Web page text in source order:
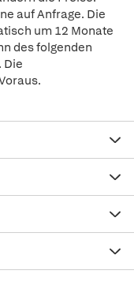
auf Anfrage. Die
um 12 Monate
des folgenden
Die